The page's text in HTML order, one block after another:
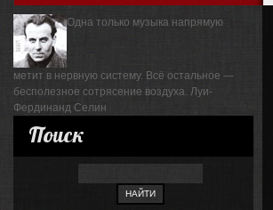
Одна только музыка напрямую
метит в нервную систему. Всё остальное —
бесполезное сотрясение воздуха. Луи-
Фердинанд Селин
Поиск